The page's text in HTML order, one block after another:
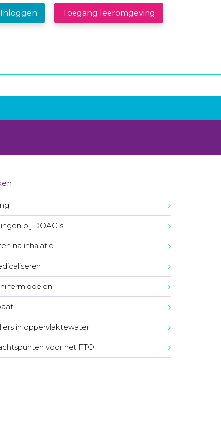
Inloggen Toegang leeromgeving
bij DOAC"s
na inhalatie
in oppervlaktewater
voor het FTO